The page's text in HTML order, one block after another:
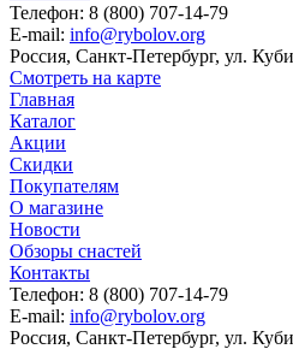
Телефон: 8 (800) 707-14-79
E-mail: info@rybolov.org
Россия, Санкт-Петербург, ул.
Смотреть на карте
Главная
Каталог
Акции
Скидки
Покупателям
О магазине
Новости
Обзоры снастей
Контакты
Телефон: 8 (800) 707-14-79
E-mail: info@rybolov.org
Россия, Санкт-Петербург, ул.